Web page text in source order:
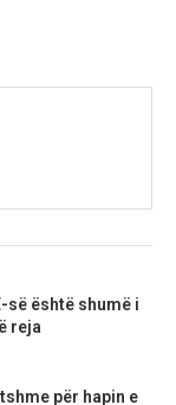
është shumë i
reja
për hapin e